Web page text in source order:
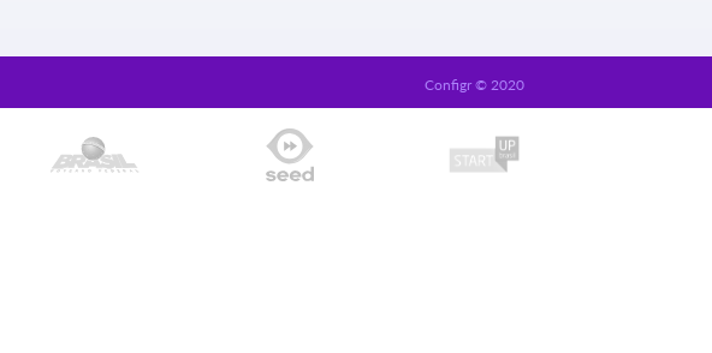
Configr © 2020